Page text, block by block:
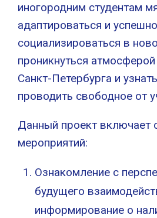
иногородним студентам
адаптироваться и успешно
социализироваться в
проникнуться
Санкт-Петербурга и
проводить свободное от
Данный проект включает
мероприятий:
Ознакомление с
будущего
информирование о